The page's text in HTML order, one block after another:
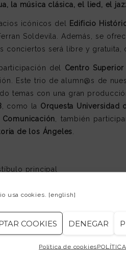
usa cookies. [english]
COOKIES DENEGAR
Política de cookies
la música clásica, el lied, el
icónicos del Edificio
Soldevila. Además, se
conciertos será libre y gratuita,
del Centro
Este trio de alumn@s de
temas con una gran
, como la Orquesta Universidad
, también
de los Ángeles
principal
Liceo), Paraninfo
(ESMUC), Aula Magna
Pérez (ESMUC –
(UB), Escala de Honor
Roig
Paraninfo